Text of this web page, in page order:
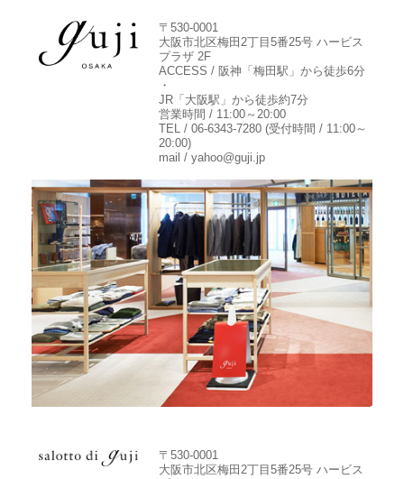
〒530-0001
大阪市北区梅田2丁目5番25号 ハービス
プラザ 2F
ACCESS / 阪神「梅田駅」から徒歩6分
・
JR「大阪駅」から徒歩約7分
営業時間 / 11:00～20:00
TEL / 06-6343-7280 (受付時間 / 11:00～
20:00)
mail / yahoo@guji.jp
〒530-0001
大阪市北区梅田2丁目5番25号 ハービス